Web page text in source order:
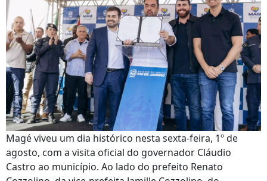
Magé viveu um dia histórico nesta sexta-feira, 1º de
agosto, com a visita oficial do governador Cláudio
Castro ao município. Ao lado do prefeito Renato